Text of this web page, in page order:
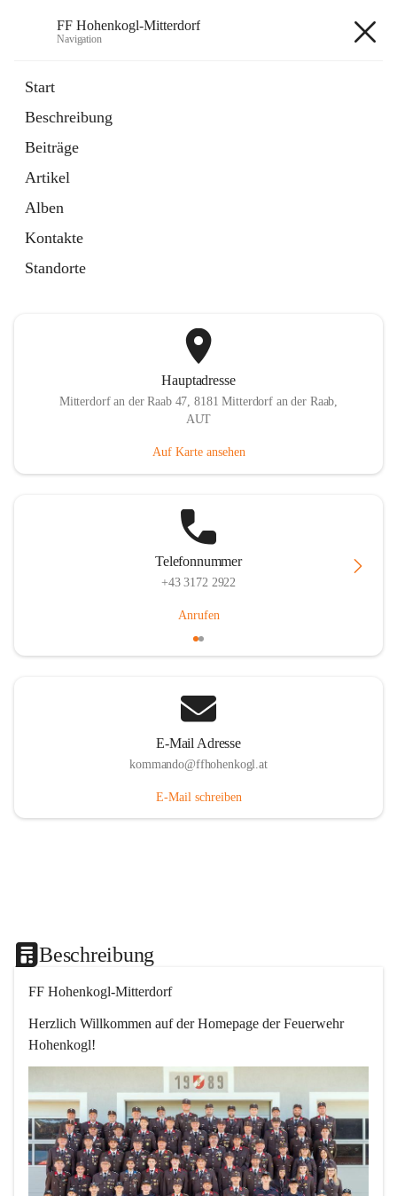
FF Hohenkogl-Mitterdorf
Navigation
Start
Beschreibung
Beiträge
Artikel
Alben
Kontakte
Standorte
Artikel
in
Tab
LLZ Einsatzübersicht
öffnet
in
neuem
Tab
Hauptadresse
Mitterdorf an der Raab 47, 8181 Mitterdorf an der Raab,
AUT
Auf Karte ansehen
Telefonnummer
+43 3172 2922
Anrufen
E-Mail Adresse
kommando@ffhohenkogl.at
E-Mail schreiben
Beschreibung
FF Hohenkogl-Mitterdorf
Herzlich Willkommen auf der Homepage der Feuerwehr
Hohenkogl!